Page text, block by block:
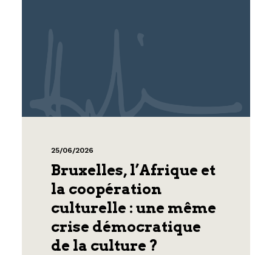
25/06/2026
Bruxelles, l’Afrique et
la coopération
culturelle : une même
crise démocratique
de la culture ?